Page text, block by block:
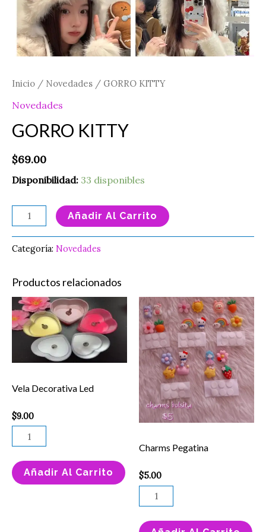
Inicio / Novedades / GORRO KITTY
Novedades
GORRO KITTY
$69.00
Disponibilidad: 33 disponibles
Añadir Al Carrito
Categoría: Novedades
Productos relacionados
Vela Decorativa Led
$9.00
Vela
Decorativa
Led
cantidad
Añadir Al Carrito
Charms Pegatina
$5.00
Charms
Pegatina
cantidad